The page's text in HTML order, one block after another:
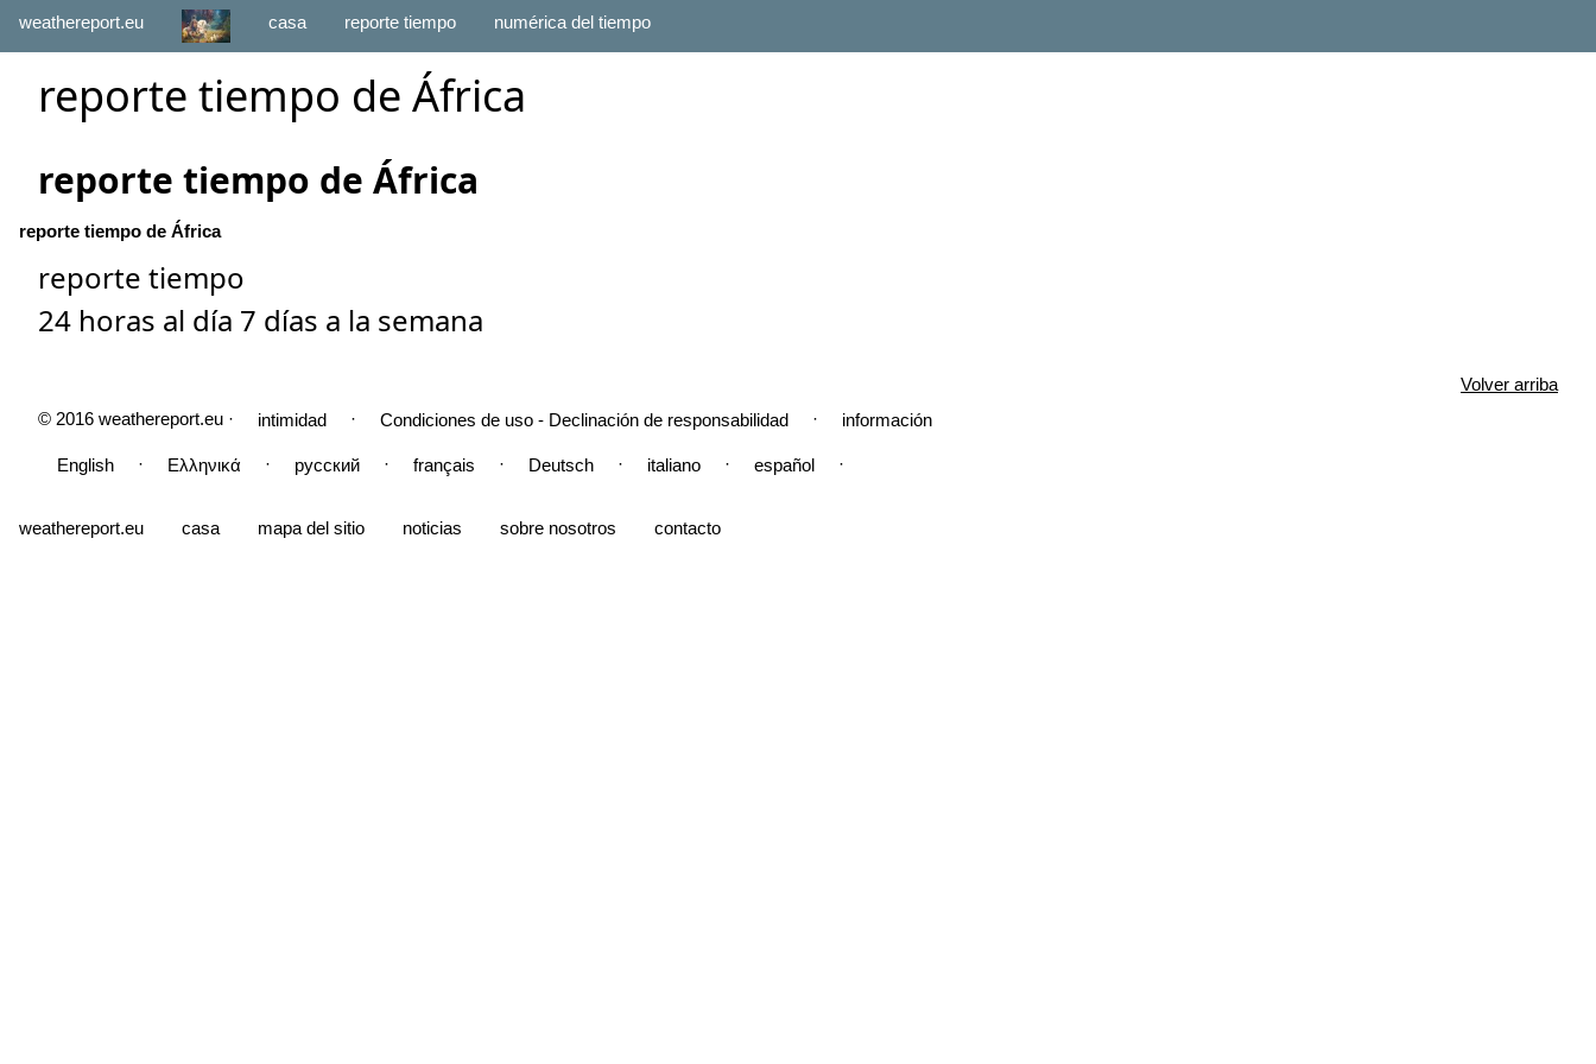
weathereport.eu casa reporte tiempo numérica del tiempo
reporte tiempo de África
reporte tiempo de África
reporte tiempo de África
reporte tiempo
24 horas al día 7 días a la semana
Volver arriba
© 2016 weathereport.eu ·
intimidad · Condiciones de uso - Declinación de responsabilidad · información
English · Ελληνικά · русский · français · Deutsch · italiano · español ·
weathereport.eu casa mapa del sitio noticias sobre nosotros contacto